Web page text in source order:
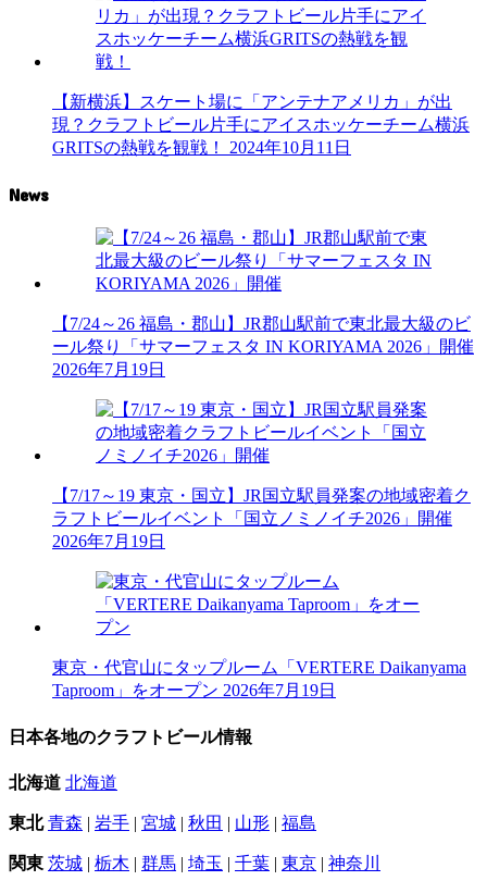
【新横浜】スケート場に「アンテナアメリカ」が出
現？クラフトビール片手にアイスホッケーチーム横浜
GRITSの熱戦を観戦！
2024年10月11日
News
【7/24～26 福島・郡山】JR郡山駅前で東北最大級のビ
ール祭り「サマーフェスタ IN KORIYAMA 2026」開催
2026年7月19日
【7/17～19 東京・国立】JR国立駅員発案の地域密着ク
ラフトビールイベント「国立ノミノイチ2026」開催
2026年7月19日
東京・代官山にタップルーム「VERTERE Daikanyama
Taproom」をオープン 2026年7月19日
日本各地のクラフトビール情報
北海道 北海道
東北 青森 | 岩手 | 宮城 | 秋田 | 山形 | 福島
関東 茨城 | 栃木 | 群馬 | 埼玉 | 千葉 | 東京 | 神奈川